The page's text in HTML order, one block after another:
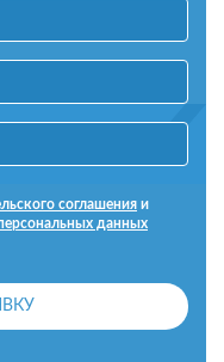
соглашения и
данных
ЗАЯВКУ